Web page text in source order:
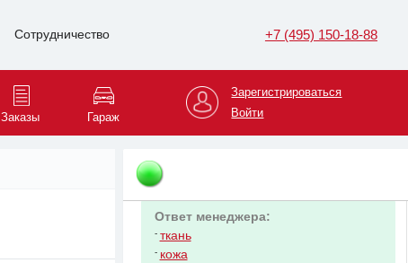
Сотрудничество +7 (495) 150-18-88
Заказы Гараж
Зарегистрироваться
Войти
5 авг 20:08
Запрос клиента:Обшивка задней
(WDB201*****)
Ответ менеджера:
- ткань
- кожа